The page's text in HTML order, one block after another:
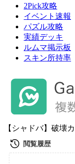
2Pick攻略
イベント速報
パズル攻略
実績デッキ
ルムマ掲示板
スキン所持率
【シャドバ】破壊